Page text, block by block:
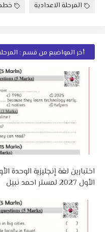
المرحلة الاعدادية
أخر المواضيع من قسم :
اختبارين لغة إنجليزية الوحدة
الأول 2027 لمستر احمد نبيل